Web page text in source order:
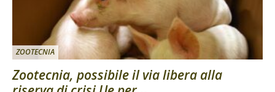
ZOOTECNIA
Zootecnia, possibile il via libera alla